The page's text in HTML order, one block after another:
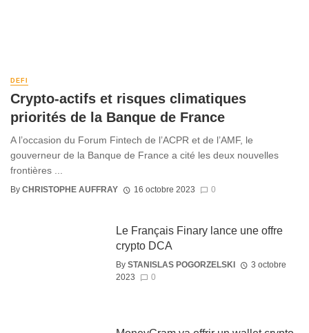
DEFI
Crypto-actifs et risques climatiques
priorités de la Banque de France
A l’occasion du Forum Fintech de l’ACPR et de l’AMF, le
gouverneur de la Banque de France a cité les deux nouvelles
frontières ...
By CHRISTOPHE AUFFRAY 16 octobre 2023 0
Le Français Finary lance une offre
crypto DCA
By STANISLAS POGORZELSKI
3 octobre
2023
0